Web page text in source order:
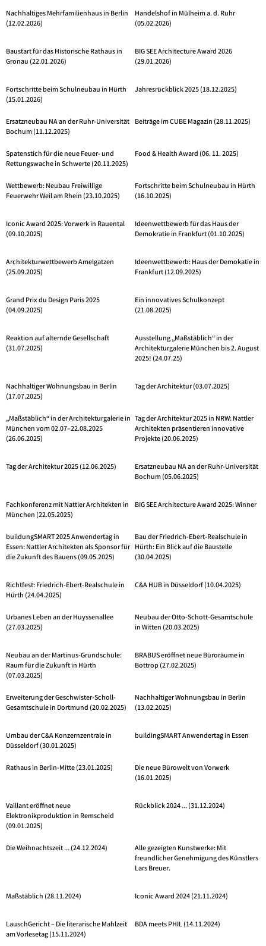
Nachhaltiges Mehrfamilienhaus in Berlin
(12.02.2026)
Handelshof in Mülheim a. d. Ruhr
(05.02.2026)
Baustart für das Historische Rathaus in
Gronau (22.01.2026)
BIG SEE Architecture Award 2026
(29.01.2026)
Fortschritte beim Schulneubau in Hürth
(15.01.2026)
Jahresrückblick 2025 (18.12.2025)
Ersatzneubau NA an der Ruhr-Universität
Bochum (11.12.2025)
Beiträge im CUBE Magazin (28.11.2025)
Spatenstich für die neue Feuer- und
Rettungswache in Schwerte (20.11.2025)
Food & Health Award (06. 11. 2025)
Wettbewerb: Neubau Freiwillige
Feuerwehr Weil am Rhein (23.10.2025)
Fortschritte beim Schulneubau in Hürth
(16.10.2025)
Iconic Award 2025: Vorwerk in Rauental
(09.10.2025)
Ideenwettbewerb für das Haus der
Demokratie in Frankfurt (01.10.2025)
Architekturwettbewerb Amelgatzen
(25.09.2025)
Ideenwettbewerb: Haus der Demokatie in
Frankfurt (12.09.2025)
Grand Prix du Design Paris 2025
(04.09.2025)
Ein innovatives Schulkonzept
(21.08.2025)
Reaktion auf alternde Gesellschaft
(31.07.2025)
Ausstellung „Maßstäblich“ in der
Architekturgalerie München bis 2. August
2025! (24.07.25)
Nachhaltiger Wohnungsbau in Berlin
(17.07.2025)
Tag der Architektur (03.07.2025)
„Maßstäblich“ in der Architekturgalerie in
München vom 02.07–22.08.2025
(26.06.2025)
Tag der Architektur 2025 in NRW: Nattler
Architekten präsentieren innovative
Projekte (20.06.2025)
Tag der Architektur 2025 (12.06.2025)
Ersatzneubau NA an der Ruhr-Universität
Bochum (05.06.2025)
Fachkonferenz mit Nattler Architekten in
München (22.05.2025)
BIG SEE Architecture Award 2025: Winner
buildungSMART 2025 Anwendertag in
Essen: Nattler Architekten als Sponsor für
die Zukunft des Bauens (09.05.2025)
Bau der Friedrich-Ebert-Realschule in
Hürth: Ein Blick auf die Baustelle
(30.04.2025)
Richtfest: Friedrich-Ebert-Realschule in
Hürth (24.04.2025)
C&A HUB in Düsseldorf (10.04.2025)
Urbanes Leben an der Huyssenallee
(27.03.2025)
Neubau der Otto-Schott-Gesamtschule
in Witten (20.03.2025)
Neubau an der Martinus-Grundschule:
Raum für die Zukunft in Hürth
(07.03.2025)
BRABUS eröffnet neue Büroräume in
Bottrop (27.02.2025)
Erweiterung der Geschwister-Scholl-
Gesamtschule in Dortmund (20.02.2025)
Nachhaltiger Wohnungsbau in Berlin
(13.02.2025)
Umbau der C&A Konzernzentrale in
Düsseldorf (30.01.2025)
buildingSMART Anwendertag in Essen
Rathaus in Berlin-Mitte (23.01.2025)
Die neue Bürowelt von Vorwerk
(16.01.2025)
Vaillant eröffnet neue
Elektronikproduktion in Remscheid
(09.01.2025)
Rückblick 2024 … (31.12.2024)
Die Weihnachtszeit … (24.12.2024)
Alle gezeigten Kunstwerke: Mit
freundlicher Genehmigung des Künstlers
Lars Breuer.
Maßstäblich (28.11.2024) Iconic Award 2024 (21.11.2024)
LauschGericht – Die literarische Mahlzeit
am Vorlesetag (15.11.2024)
BDA meets PHIL (14.11.2024)